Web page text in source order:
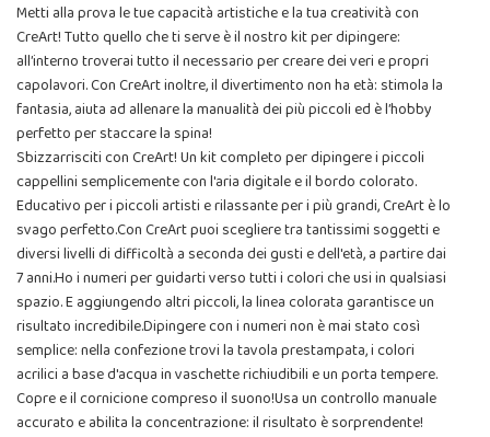
Metti alla prova le tue capacità artistiche e la tua creatività con
CreArt! Tutto quello che ti serve è il nostro kit per dipingere:
all’interno troverai tutto il necessario per creare dei veri e propri
capolavori. Con CreArt inoltre, il divertimento non ha età: stimola la
fantasia, aiuta ad allenare la manualità dei più piccoli ed è l’hobby
perfetto per staccare la spina!
Sbizzarrisciti con CreArt! Un kit completo per dipingere i piccoli
cappellini semplicemente con l'aria digitale e il bordo colorato.
Educativo per i piccoli artisti e rilassante per i più grandi, CreArt è lo
svago perfetto.Con CreArt puoi scegliere tra tantissimi soggetti e
diversi livelli di difficoltà a seconda dei gusti e dell'età, a partire dai
7 anni.Ho i numeri per guidarti verso tutti i colori che usi in qualsiasi
spazio. E aggiungendo altri piccoli, la linea colorata garantisce un
risultato incredibile.Dipingere con i numeri non è mai stato così
semplice: nella confezione trovi la tavola prestampata, i colori
acrilici a base d'acqua in vaschette richiudibili e un porta tempere.
Copre e il cornicione compreso il suono!Usa un controllo manuale
accurato e abilita la concentrazione: il risultato è sorprendente!